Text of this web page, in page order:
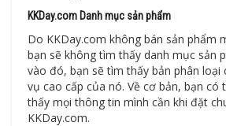
KKDay.com Danh mục sản phẩm
Do KKDay.com không bán sản phẩm
bạn sẽ không tìm thấy danh mục sản
vào đó, bạn sẽ tìm thấy bản phân loại
vụ cao cấp của nó. Về cơ bản, bạn có
thấy mọi thông tin mình cần khi đặt
KKDay.com.